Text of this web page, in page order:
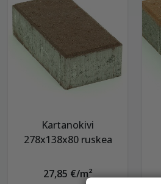
Kartanokivi
278x138x80 ruskea
27,85 €/m²